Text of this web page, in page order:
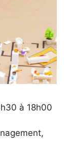
à 18h00